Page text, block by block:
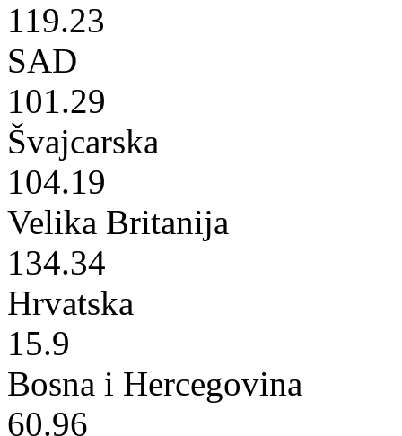
119.23
SAD
101.29
Švajcarska
104.19
Velika Britanija
134.34
Hrvatska
15.9
Bosna i Hercegovina
60.96